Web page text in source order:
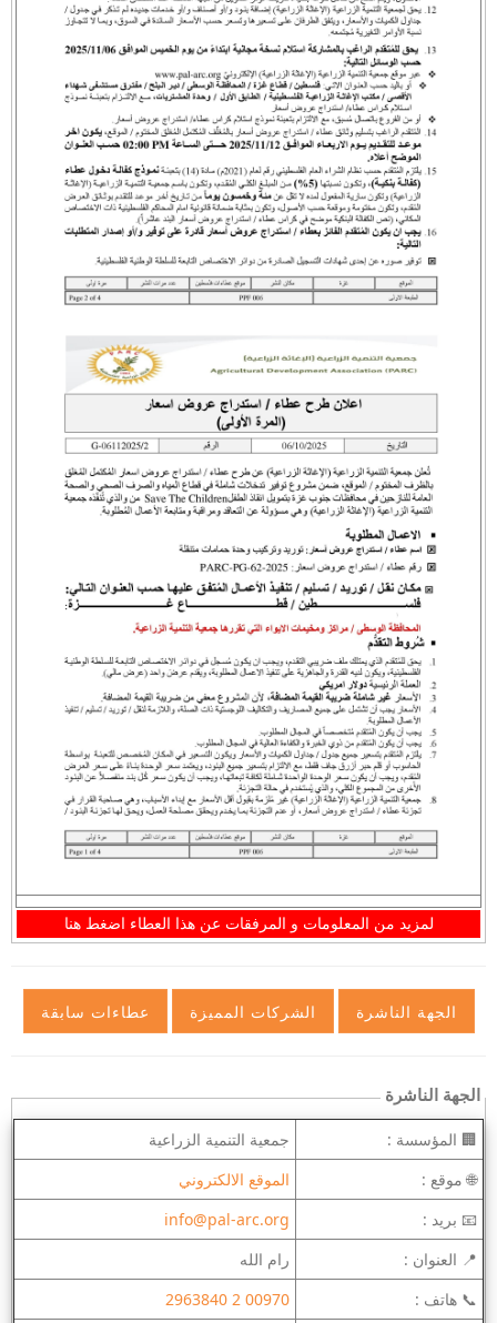
لمزيد من المعلومات و المرفقات عن هذا العطاء اضغط هنا
الجهة الناشرة
🏢 المؤسسة :
جمعية التنمية الزراعية
🌐 موقع :
الموقع الالكتروني
📧 بريد :
info@pal-arc.org
📍 العنوان :
رام الله
📞 هاتف :
00970 2 2963840